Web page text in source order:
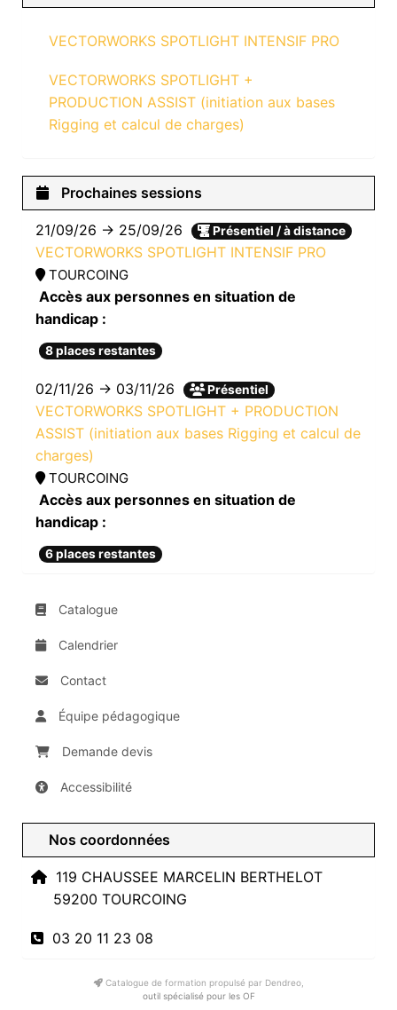
VECTORWORKS SPOTLIGHT INTENSIF PRO
VECTORWORKS SPOTLIGHT +
PRODUCTION ASSIST (initiation aux bases
Rigging et calcul de charges)
Prochaines sessions
21/09/26 → 25/09/26 Présentiel / à distance
VECTORWORKS SPOTLIGHT INTENSIF PRO
TOURCOING
Accès aux personnes en situation de
handicap :
8 places restantes
02/11/26 → 03/11/26 Présentiel
VECTORWORKS SPOTLIGHT + PRODUCTION
ASSIST (initiation aux bases Rigging et calcul de
charges)
TOURCOING
Accès aux personnes en situation de
handicap :
6 places restantes
Catalogue
Calendrier
Contact
Équipe pédagogique
Demande devis
Accessibilité
Nos coordonnées
119 CHAUSSEE MARCELIN BERTHELOT
59200 TOURCOING
03 20 11 23 08
Catalogue de formation propulsé par Dendreo,
outil spécialisé pour les OF